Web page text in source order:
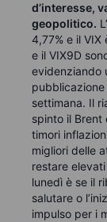
d’interesse,
geopolitico.
4,77% e il VIX
e il VIX9D
evidenziando
settimana. Il
spinto il Brent
timori
migliori delle
restare
lunedì è se il
salutare o
impulso per i